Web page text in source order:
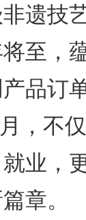
遗技
至，
品订
，不
业，
章。